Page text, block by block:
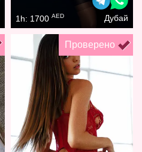
1h: 1700 AED Дубай
Проверено